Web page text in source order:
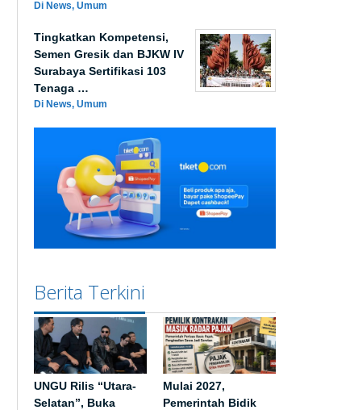
Di News, Umum
Tingkatkan Kompetensi,
Semen Gresik dan BJKW IV
Surabaya Sertifikasi 103
Tenaga …
Di News, Umum
Berita Terkini
UNGU Rilis “Utara-
Selatan”, Buka
Mulai 2027,
Pemerintah Bidik